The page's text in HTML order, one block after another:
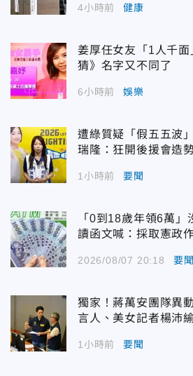
4小時前 健康
姜厚任女友「1人千
猜》名字又不同了
6小時前 娛樂
遭綠質疑「假五五波
瑞隆：狂開後援會造
1小時前 要聞
「0到18歲年領6萬」
讀函文喊：採取憲政
2026/08/07 20:18 要聞
獨家！蔣萬安團隊異
言人、美女記者楊沛
1小時前 要聞